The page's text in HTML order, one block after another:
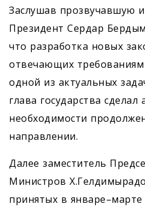
Заслушав прозвучавшую
Президент Сердар
что разработка новых
отвечающих требованиям
одной из актуальных
глава государства сделал
необходимости
направлении.
Далее заместитель
Министров
принятых в